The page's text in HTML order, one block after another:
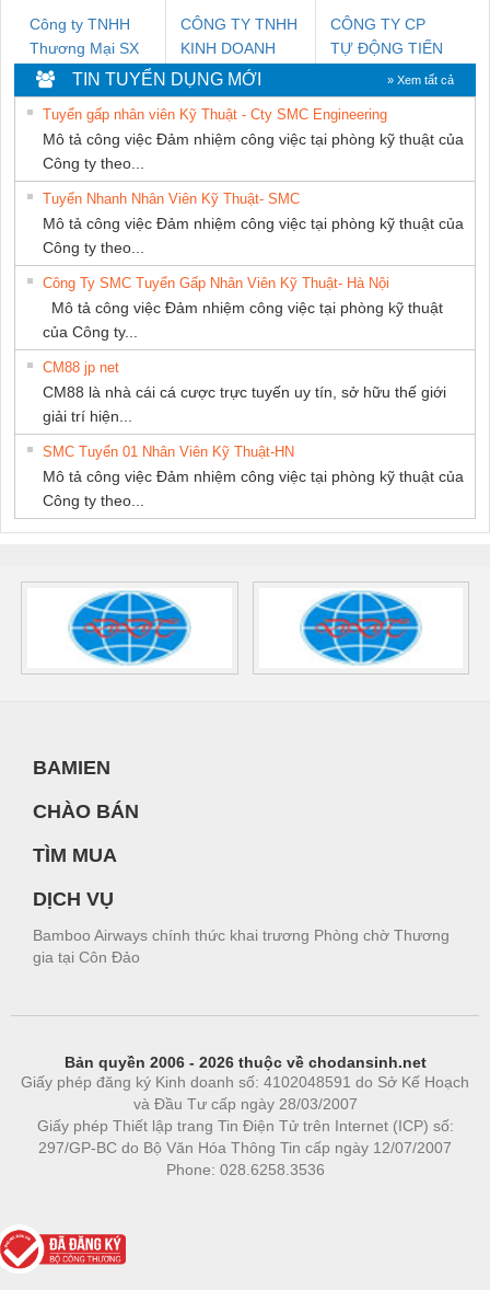
Công ty TNHH
Thương Mại SX
Ba Miền
CÔNG TY TNHH
KINH DOANH
DỊCH VỤ XNK
PHƯƠNG NAM
CÔNG TY CP
TỰ ĐỘNG TIẾN
TIN TUYỂN DỤNG MỚI » Xem tất cả
Tuyển gấp nhân viên Kỹ Thuật - Cty SMC Engineering
Mô tả công việc Đảm nhiệm công việc tại phòng kỹ thuật của
Công ty theo...
Tuyển Nhanh Nhân Viên Kỹ Thuật- SMC
Mô tả công việc Đảm nhiệm công việc tại phòng kỹ thuật của
Công ty theo...
Công Ty SMC Tuyển Gấp Nhân Viên Kỹ Thuật- Hà Nội
Mô tả công việc Đảm nhiệm công việc tại phòng kỹ thuật
của Công ty...
CM88 jp net
CM88 là nhà cái cá cược trực tuyến uy tín, sở hữu thế giới
giải trí hiện...
SMC Tuyển 01 Nhân Viên Kỹ Thuật-HN
Mô tả công việc Đảm nhiệm công việc tại phòng kỹ thuật của
Công ty theo...
BAMIEN
CHÀO BÁN
TÌM MUA
DỊCH VỤ
Bamboo Airways chính thức khai trương Phòng chờ Thương
gia tại Côn Đảo
Bản quyền 2006 - 2026 thuộc về chodansinh.net
Giấy phép đăng ký Kinh doanh số: 4102048591 do Sở Kế Hoạch
và Đầu Tư cấp ngày 28/03/2007
Giấy phép Thiết lập trang Tin Điện Tử trên Internet (ICP) số:
297/GP-BC do Bộ Văn Hóa Thông Tin cấp ngày 12/07/2007
Phone: 028.6258.3536